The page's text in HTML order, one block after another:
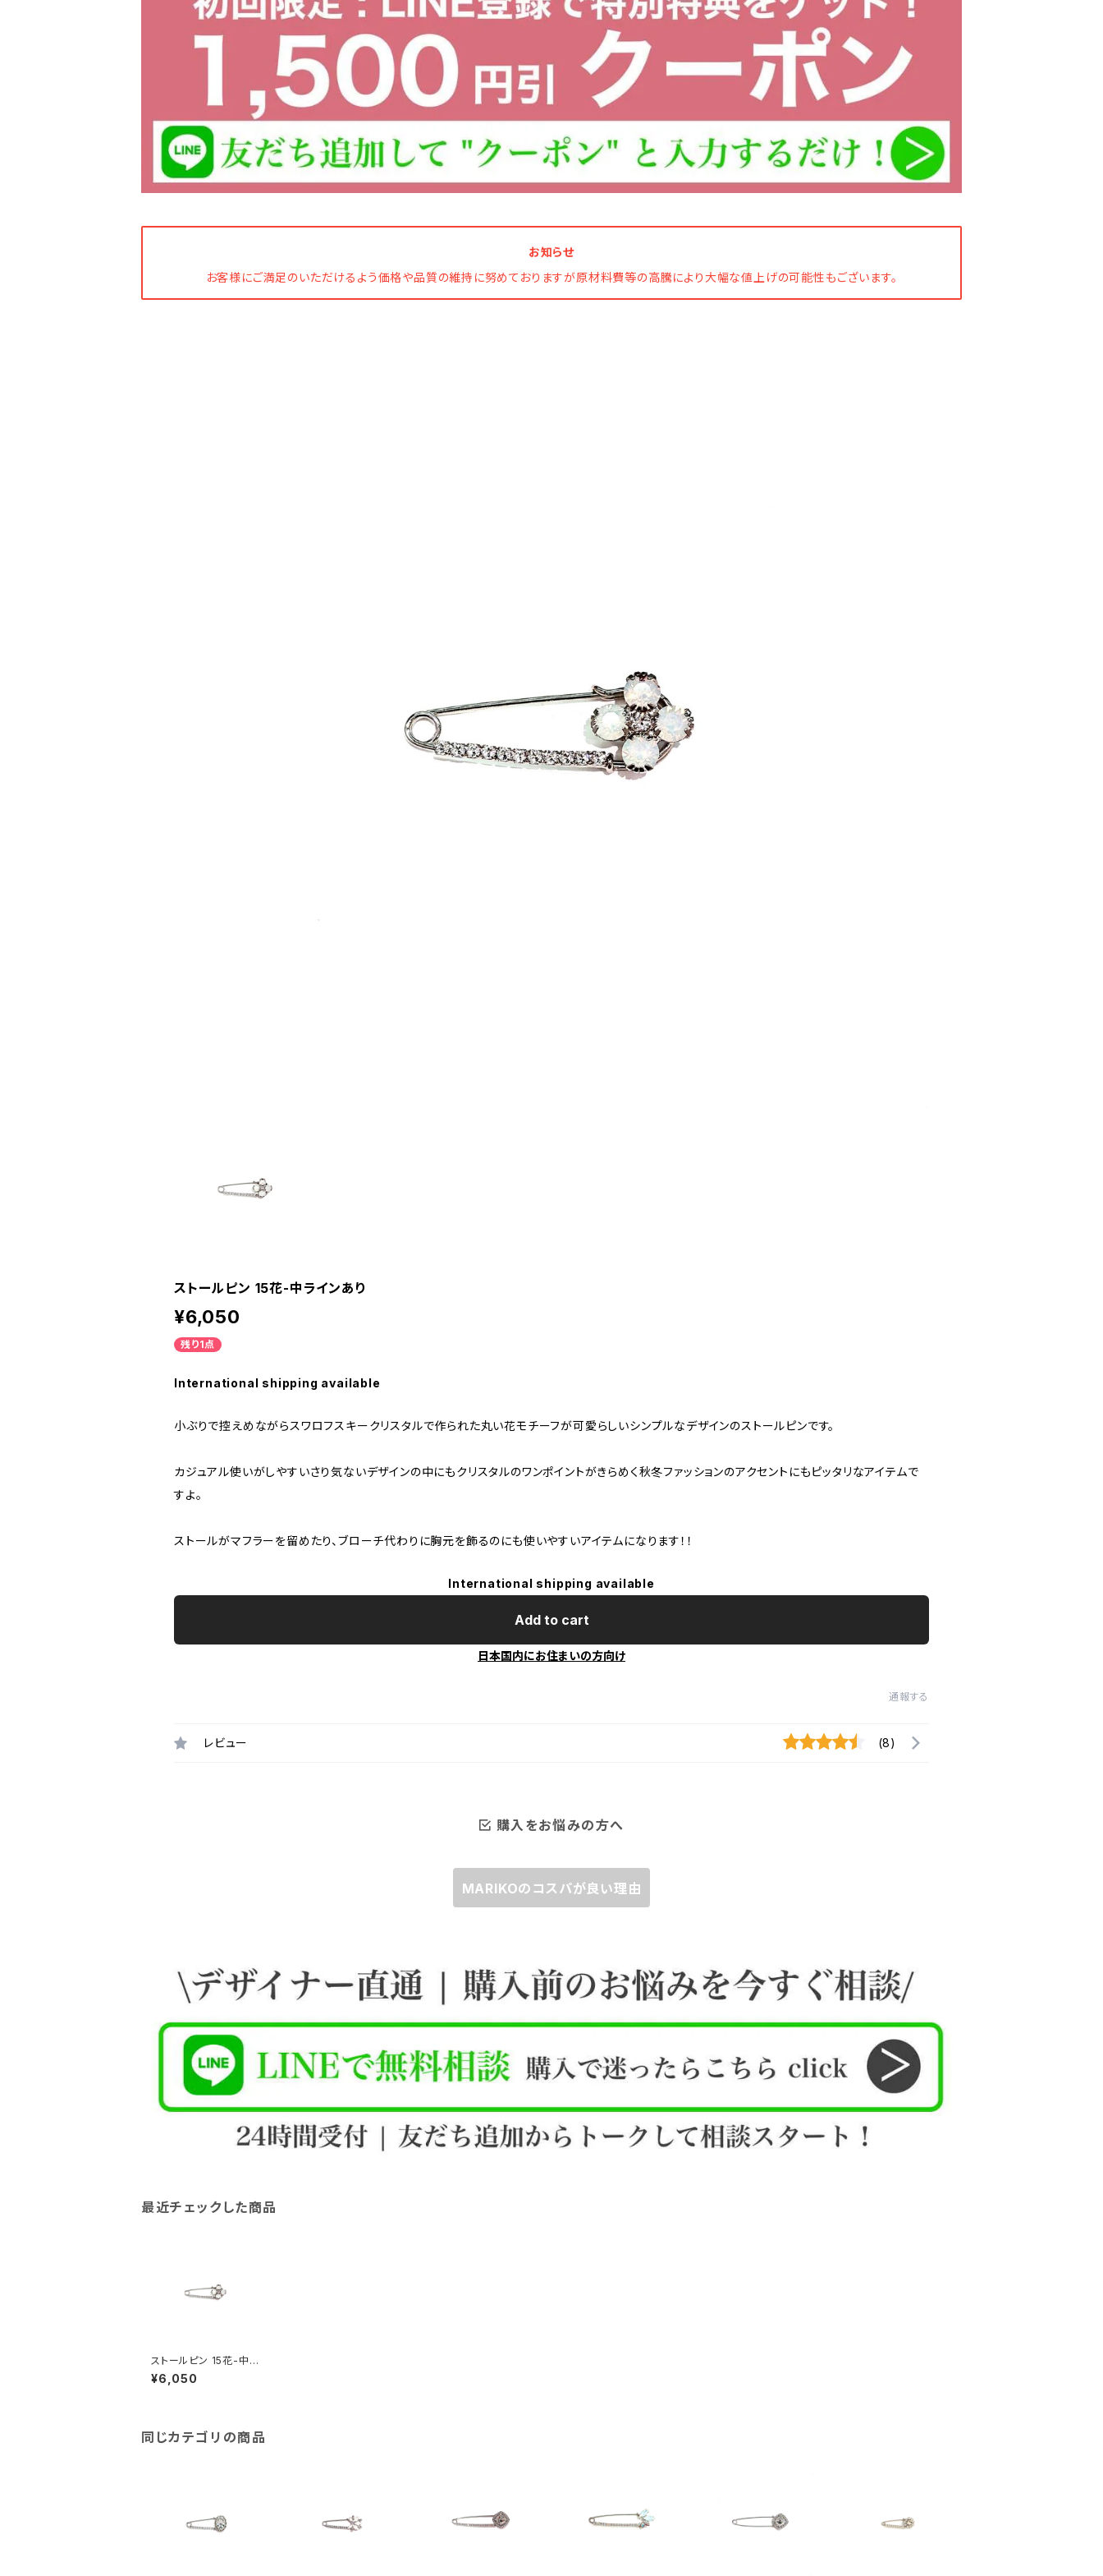
お知らせ
お客様にご満足のいただけるよう価格や品質の維持に努めておりますが原材料費等の高騰により大幅な値上げの可能性もございます。
ストールピン 15花-中ラインあり
¥6,050
残り1点
International shipping available
小ぶりで控えめながらスワロフスキークリスタルで作られた丸い花モチーフが可愛らしいシンプルなデザインのストールピンです。
カジュアル使いがしやすいさり気ないデザインの中にもクリスタルのワンポイントがきらめく秋冬ファッションのアクセントにもピッタリなアイテムで
すよ。
ストールがマフラーを留めたり、ブローチ代わりに胸元を飾るのにも使いやすいアイテムになります！！
International shipping available
Add to cart
日本国内にお住まいの方向け
通報する
レビュー (8)
購入をお悩みの方へ
MARIKOのコスパが良い理由
最近チェックした商品
ストールピン 15花-中ラ
インあり
¥6,050
同じカテゴリの商品